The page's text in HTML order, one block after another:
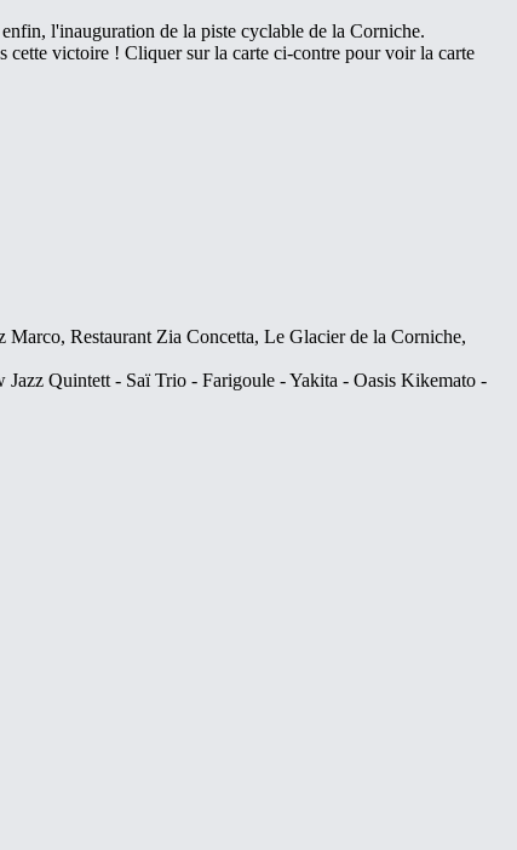
l'inauguration de la piste cyclable de la Corniche.
cette victoire ! Cliquer sur la carte ci-contre pour voir la carte
Marco, Restaurant Zia Concetta, Le Glacier de la Corniche,
Quintett - Saï Trio - Farigoule - Yakita - Oasis Kikemato -